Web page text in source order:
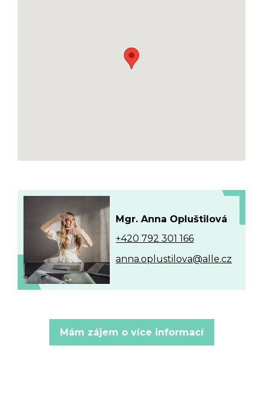
Mgr. Anna Opluštilová
+420 792 301 166
anna.oplustilova@alle.cz
Mám zájem o více informací